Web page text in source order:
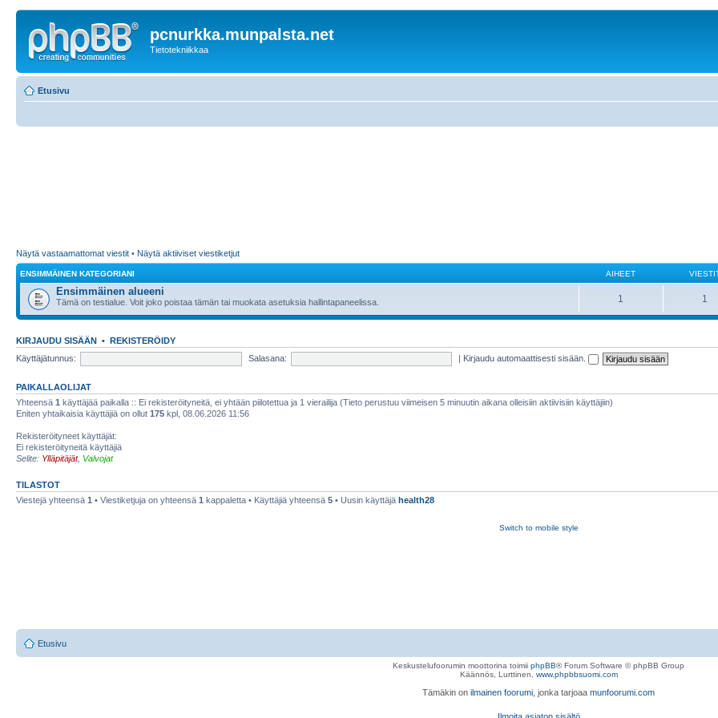
pcnurkka.munpalsta.net
Tietotekniikkaa
Etusivu
Näytä vastaamattomat viestit • Näytä aktiiviset viestiketjut
ENSIMMÄINEN KATEGORIANI AIHEET
Ensimmäinen alueeni
Tämä on testialue. Voit joko poistaa tämän tai muokata asetuksia hallintapaneelissa. 1 1
KIRJAUDU SISÄÄN • REKISTERÖIDY
Käyttäjätunnus:
Salasana: | Kirjaudu automaattisesti sisään.
PAIKALLAOLIJAT
Yhteensä 1 käyttäjää paikalla :: Ei rekisteröityneitä, ei yhtään piilotettua ja 1 vierailija (Tieto perustuu viimeisen 5 minuutin aikana olleisiin aktiivisiin käyttäjiin)
Eniten yhtaikaisia käyttäjiä on ollut 175 kpl, 08.06.2026 11:56
Rekisteröityneet käyttäjät:
Ei rekisteröityneitä käyttäjiä
Selite: Ylläpitäjät, Valvojat
TILASTOT
Viestejä yhteensä 1 • Viestiketjuja on yhteensä 1 kappaletta • Käyttäjiä yhteensä 5 • Uusin käyttäjä health28
Switch to mobile style
Etusivu
Keskustelufoorumin moottorina toimii phpBB® Forum Software © phpBB Group
Käännös, Lurttinen, www.phpbbsuomi.com
Tämäkin on ilmainen foorumi , jonka tarjoaa munfoorumi.com